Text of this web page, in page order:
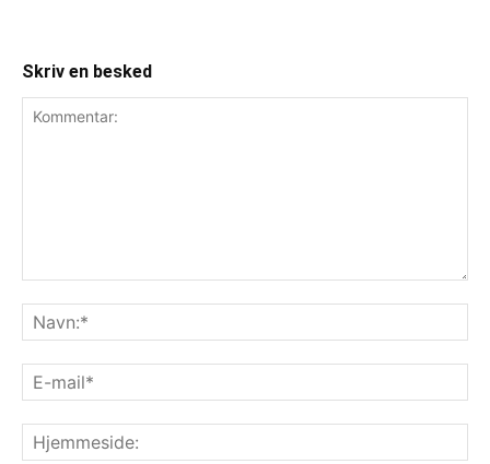
Skriv en besked